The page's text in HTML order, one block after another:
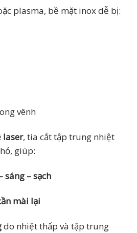
plasma, bề mặt inox dễ bị:
vênh
laser, tia cắt tập trung nhiệt
giúp:
sáng – sạch
mài lại
do nhiệt thấp và tập trung